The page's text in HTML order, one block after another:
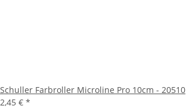
Schuller Farbroller Microline Pro 10cm - 20510
2,45 € *